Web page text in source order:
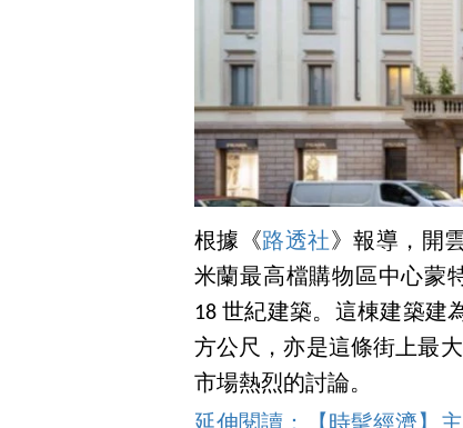
根據《路透社》報導，開
米蘭最高檔購物區中心蒙
18 世紀建築。這棟建築建
方公尺，亦是這條街上最
市場熱烈的討論。